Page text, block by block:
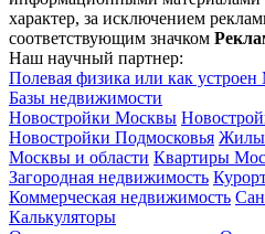
характер, за исключением
соответствующим значком
Наш научный партнер:
Полевая физика или как
Базы недвижимости
Новостройки Москвы
Новостройки Подмосковья
Москвы и области Квартиры
Загородная недвижимость
Коммерческая недвижимость
Калькуляторы